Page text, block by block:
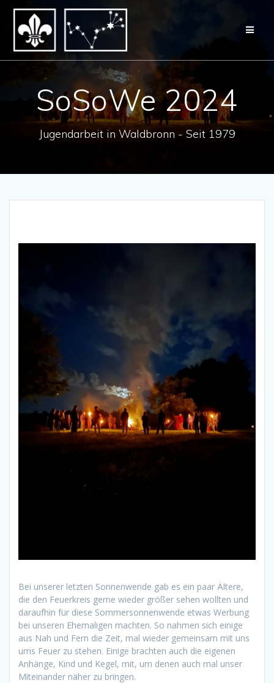
SoSoWe 2024
Jugendarbeit in Waldbronn - Seit 1979
Bei unserer letzten Sonnenwende gab es ein paar Ältere,
die den Feuerkreis gerne wieder größer sehen wollten und
daraufhin für diese Sommersonnenwende etwas Werbung
bei unseren Ehemaligen machten. So nahmen sich einige
aus Nah und Fern die Zeit, mal wieder gemeinsam mit uns
ums Feuer zu stehen. Einige brachten auch die eigenen
Anhänge, Kind und Kegel, mit, um denen auch mal unser
Miteinander näher zu bringen.